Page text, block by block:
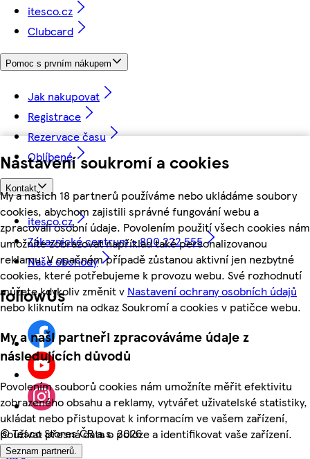
Nastavení soukromí a cookies
My a našich 18 partnerů používáme nebo ukládáme soubory
cookies, abychom zajistili správné fungování webu a
zpracovali osobní údaje. Povolením použití všech cookies nám
umožníte zobrazovat například také personalizovanou
reklamu. V opačném případě zůstanou aktivní jen nezbytné
cookies, které potřebujeme k provozu webu. Své rozhodnutí
můžete kdykoliv změnit v Nastavení ochrany osobních údajů
nebo kliknutím na odkaz Soukromí a cookies v patičce webu.
My a naši partneři zpracováváme údaje z
následujících důvodů
Povolením souborů cookies nám umožníte měřit efektivitu
zobrazeného obsahu a reklamy, vytvářet uživatelské statistiky,
ukládat nebo přistupovat k informacím ve vašem zařízení,
používat přesná data o poloze a identifikovat vaše zařízení.
Seznam partnerů.
itesco.cz
Clubcard
Pomoc s prvním nákupem
Jak nakupovat
Registrace
Rezervace času
Oblíbené
Kontakt
itesco.cz
Zákaznické centrum - 800 222 555
Naše obchody
followUs
©Tesco Stores ČR a.s. 2026